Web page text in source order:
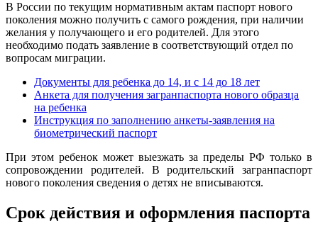
В России по текущим нормативным актам паспорт нового
поколения можно получить с самого рождения, при наличии
желания у получающего и его родителей. Для этого
необходимо подать заявление в соответствующий отдел по
вопросам миграции.
Документы для ребенка до 14, и с 14 до 18 лет
Анкета для получения загранпаспорта нового образца
на ребенка
Инструкция по заполнению анкеты-заявления на
биометрический паспорт
При этом ребенок может выезжать за пределы РФ только в
сопровождении родителей. В родительский загранпаспорт
нового поколения сведения о детях не вписываются.
Срок действия и оформления паспорта